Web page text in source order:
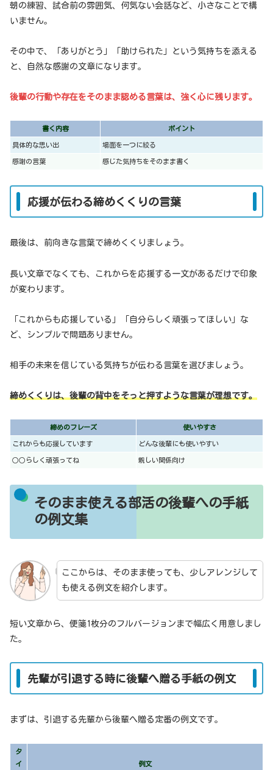
朝の練習、試合前の雰囲気、何気ない会話など、小さなことで構
いません。
その中で、「ありがとう」「助けられた」という気持ちを添える
と、自然な感謝の文章になります。
後輩の行動や存在をそのまま認める言葉は、強く心に残ります。
書く内容 ポイント
具体的な思い出 場面を一つに絞る
感謝の言葉 感じた気持ちをそのまま書く
応援が伝わる締めくくりの言葉
最後は、前向きな言葉で締めくくりましょう。
長い文章でなくても、これからを応援する一文があるだけで印象
が変わります。
「これからも応援している」「自分らしく頑張ってほしい」な
ど、シンプルで問題ありません。
相手の未来を信じている気持ちが伝わる言葉を選びましょう。
締めくくりは、後輩の背中をそっと押すような言葉が理想です。
締めのフレーズ 使いやすさ
これからも応援しています どんな後輩にも使いやすい
○○らしく頑張ってね 親しい関係向け
そのまま使える部活の後輩への手紙
の例文集
ここからは、そのまま使っても、少しアレンジして
も使える例文を紹介します。
短い文章から、便箋1枚分のフルバージョンまで幅広く用意しまし
た。
先輩が引退する時に後輩へ贈る手紙の例文
まずは、引退する先輩から後輩へ贈る定番の例文です。
タ
イ
例文